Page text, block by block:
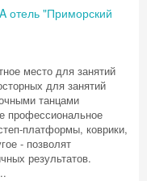
отель "Приморский
место для занятий
для занятий
танцами
профессиональное
платформы, коврики,
- позволят
результатов.